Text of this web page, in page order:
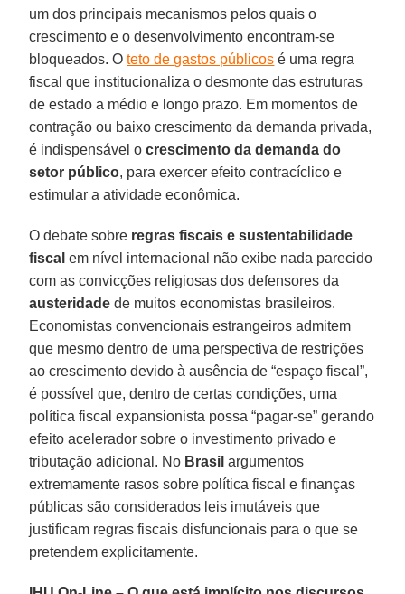
um dos principais mecanismos pelos quais o
crescimento e o desenvolvimento encontram-se
bloqueados. Oteto de gastos públicos é uma regra
fiscal que institucionaliza o desmonte das estruturas
de estado a médio e longo prazo. Em momentos de
contração ou baixo crescimento da demanda privada,
é indispensável ocrescimento da demanda do
setor público, para exercer efeito contracíclico e
estimular a atividade econômica.
O debate sobre regras fiscais e sustentabilidade
fiscal em nível internacional não exibe nada parecido
com as convicções religiosas dos defensores da
austeridade de muitos economistas brasileiros.
Economistas convencionais estrangeiros admitem
que mesmo dentro de uma perspectiva de restrições
ao crescimento devido à ausência de “espaço fiscal”,
é possível que, dentro de certas condições, uma
política fiscal expansionista possa “pagar-se” gerando
efeito acelerador sobre o investimento privado e
tributação adicional. No Brasil argumentos
extremamente rasos sobre política fiscal e finanças
públicas são considerados leis imutáveis que
justificam regras fiscais disfuncionais para o que se
pretendem explicitamente.